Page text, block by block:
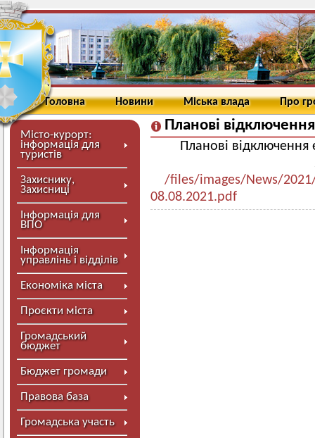
Головна Новини Міська влада Про
Місто-курорт:
інформація для
туристів
Захиснику,
Захисниці
Інформація для
ВПО
Інформація
управлінь і відділів
Економіка міста
Проєкти міста
Громадський
бюджет
Бюджет громади
Правова база
Громадська участь
Планові
Планові відключення
/files/images/News/
08.08.2021.pdf